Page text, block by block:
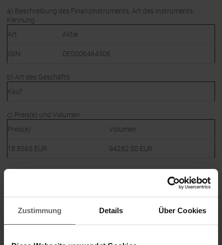
Zustimmung Details Über Cookies
a) Beschreibung des Finanzinstruments, Art des Instruments,
Kennung
Art:
Aktie
ISIN: DE0006464506
b) Art des Geschäfts
Kauf
c) Preis(e) und Volumen
Preis(e)
Volumen
18.8565 EUR 94282.50 EUR
d) Aggregierte Informationen
18.8565 EUR 94282.50 EUR